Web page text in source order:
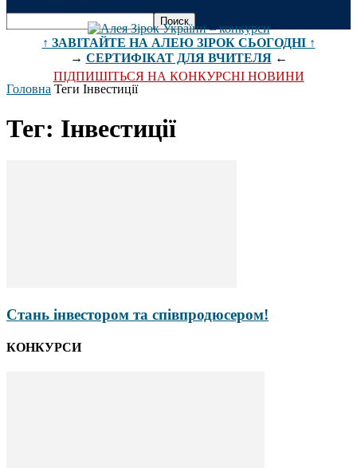
↑ ЗАВІТАЙТЕ НА АЛЕЮ ЗІРОК СЬОГОДНІ ↑
→ СЕРТИФІКАТ ДЛЯ ВЧИТЕЛЯ←
ПІДПИШІТЬСЯ НА КОНКУРСНІ НОВИНИ
Головна Теги Інвестиції
Тег: Інвестиції
Стань інвестором та співпродюсером!
КОНКУРСИ